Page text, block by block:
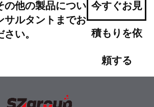
の他の製品につい
サルタントまでお
い。
今すぐお見
積もりを依
頼する